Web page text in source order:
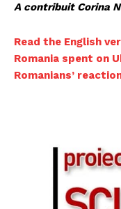
A contribuit Corina
Read the English
Romania spent on
Romanians’